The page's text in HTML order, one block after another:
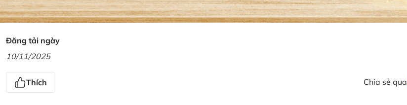
Đăng tải ngày
10/11/2025
Thích Chia sẻ qua